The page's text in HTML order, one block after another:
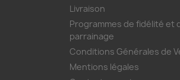
Livraison
Programmes de fidélité et
parrainage
Conditions Générales de
Mentions légales